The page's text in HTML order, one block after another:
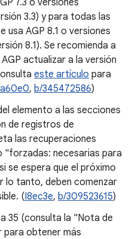
7.3 o versiones
3.3) y para todas las
usa AGP 8.1 o versiones
8.1). Se recomienda a
actualizar a la versión
este artículo para
, b/345472586)
elemento a las secciones
de registros de
las recuperaciones
"forzadas: necesarias para
se espera que el próximo
lo tanto, deben comenzar
(I8ec3e, b/309523615)
a 35 (consulta la "Nota de
obtener más